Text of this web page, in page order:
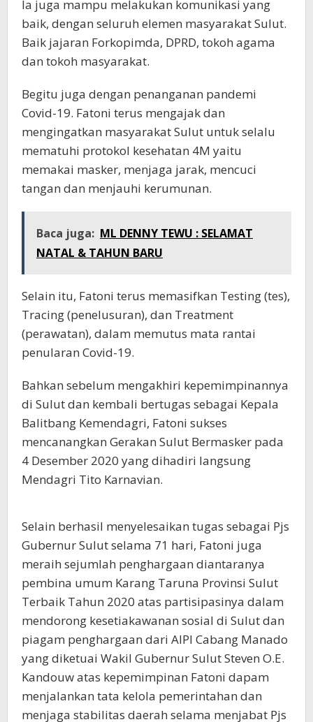
Ia juga mampu melakukan komunikasi yang
baik, dengan seluruh elemen masyarakat Sulut.
Baik jajaran Forkopimda, DPRD, tokoh agama
dan tokoh masyarakat.
Begitu juga dengan penanganan pandemi
Covid-19. Fatoni terus mengajak dan
mengingatkan masyarakat Sulut untuk selalu
mematuhi protokol kesehatan 4M yaitu
memakai masker, menjaga jarak, mencuci
tangan dan menjauhi kerumunan.
Baca juga: ML DENNY TEWU : SELAMAT
NATAL & TAHUN BARU
Selain itu, Fatoni terus memasifkan Testing (tes),
Tracing (penelusuran), dan Treatment
(perawatan), dalam memutus mata rantai
penularan Covid-19.
Bahkan sebelum mengakhiri kepemimpinannya
di Sulut dan kembali bertugas sebagai Kepala
Balitbang Kemendagri, Fatoni sukses
mencanangkan Gerakan Sulut Bermasker pada
4 Desember 2020 yang dihadiri langsung
Mendagri Tito Karnavian.
Selain berhasil menyelesaikan tugas sebagai Pjs
Gubernur Sulut selama 71 hari, Fatoni juga
meraih sejumlah penghargaan diantaranya
pembina umum Karang Taruna Provinsi Sulut
Terbaik Tahun 2020 atas partisipasinya dalam
mendorong kesetiakawanan sosial di Sulut dan
piagam penghargaan dari AIPI Cabang Manado
yang diketuai Wakil Gubernur Sulut Steven O.E.
Kandouw atas kepemimpinan Fatoni dapam
menjalankan tata kelola pemerintahan dan
menjaga stabilitas daerah selama menjabat Pjs